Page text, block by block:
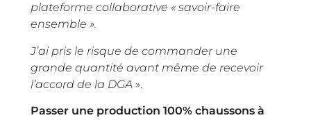
plateforme collaborative « savoir-faire
ensemble ».
J’ai pris le risque de commander une
grande quantité avant même de recevoir
l’accord de la DGA ».
Passer une production 100% chaussons à